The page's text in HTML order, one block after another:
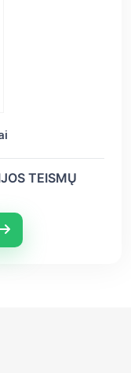
TEISMŲ